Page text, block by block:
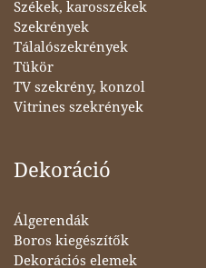
Székek, karosszékek
Szekrények
Tálalószekrények
Tükör
TV szekrény, konzol
Vitrines szekrények
Dekoráció
Álgerendák
Boros kiegészítők
Dekorációs elemek